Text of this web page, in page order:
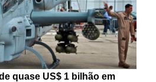
quase US$ 1 bilhão em